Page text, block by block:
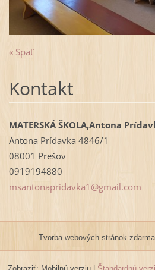
« Späť
Kontakt
MATERSKÁ ŠKOLA,Antona
Antona Prídavka 4846/1
08001 Prešov
0919194880
msantonapridavka1@gmail.com
Tvorba webových stránok zdarma